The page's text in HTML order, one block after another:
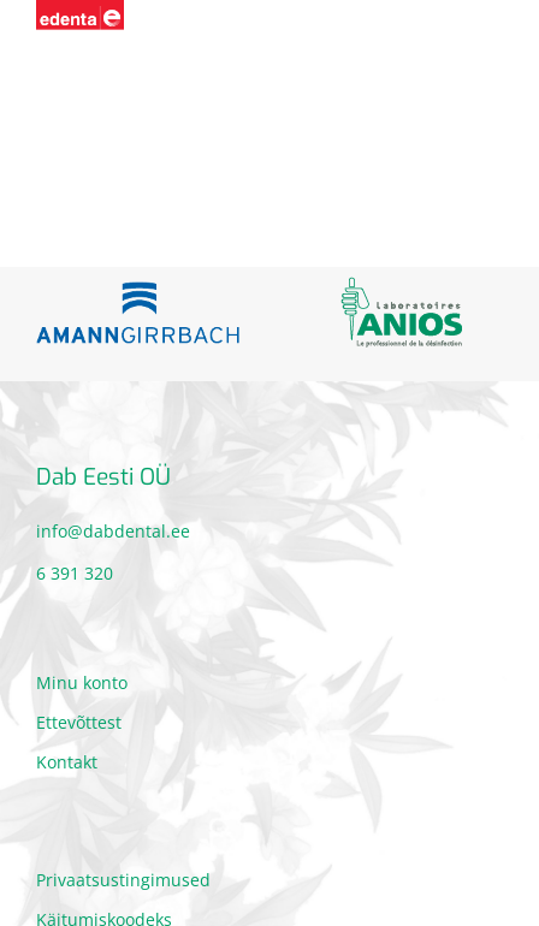
Dab Eesti OÜ
info@dabdental.ee
6 391 320
Minu konto
Ettevõttest
Kontakt
Privaatsustingimused
Käitumiskoodeks